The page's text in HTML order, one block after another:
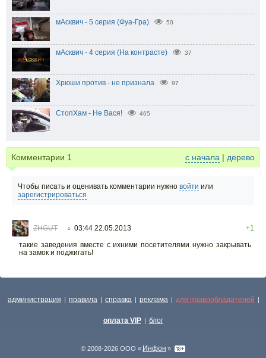
мАсквич - 5 серия (Фуа-Гра) 50
мАсквич - 4 серия (На контрасте) 37
Хрюши против - не признала 97
СтопХам - Не Вася! 465
Комментарии 1 с начала | дерево
Чтобы писать и оценивать комментарии нужно войти или
зарегистрироваться
ZHGUT ○ 03:44 22.05.2013
+1
такие заведения вместе с ихними посетителями нужно закрывать
на замок и поджигать!
администрация | правила | справка | реклама | для правообладателей |
оплата VIP | блог
© 2008-2026 ООО « Инфон »